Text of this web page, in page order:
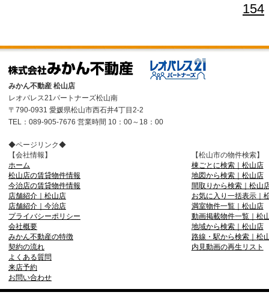
154
みかん不動産 松山店
レオパレス21パートナーズ松山南
〒790-0931 愛媛県松山市西石井4丁目2-2
TEL：089-905-7676 営業時間 10：00～18：00
◆ページリンク◆
【会社情報】
ホーム
松山店の賃貸物件情報
今治店の賃貸物件情報
店舗紹介｜松山店
店舗紹介｜今治店
プライバシーポリシー
会社概要
みかん不動産の特徴
契約の流れ
よくある質問
来店予約
お問い合わせ
【松山市の物件検索】
棟ごとに検索｜松山店
地図から検索｜松山店
間取りから検索｜松山
お気に入り一括表示｜
満室物件一覧｜松山店
動画掲載物件一覧｜松
地域から検索｜松山店
路線・駅から検索｜松
内見動画の再生リスト